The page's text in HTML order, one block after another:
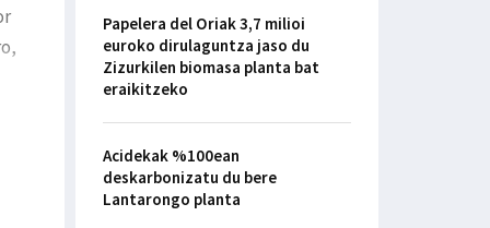
Papelera del Oriak 3,7 milioi
euroko dirulaguntza jaso du
Zizurkilen biomasa planta bat
eraikitzeko
Acidekak %100ean
deskarbonizatu du bere
Lantarongo planta